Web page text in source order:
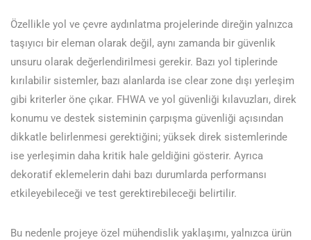
Özellikle yol ve çevre aydınlatma projelerinde direğin yalnızca
taşıyıcı bir eleman olarak değil, aynı zamanda bir güvenlik
unsuru olarak değerlendirilmesi gerekir. Bazı yol tiplerinde
kırılabilir sistemler, bazı alanlarda ise clear zone dışı yerleşim
gibi kriterler öne çıkar. FHWA ve yol güvenliği kılavuzları, direk
konumu ve destek sisteminin çarpışma güvenliği açısından
dikkatle belirlenmesi gerektiğini; yüksek direk sistemlerinde
ise yerleşimin daha kritik hale geldiğini gösterir. Ayrıca
dekoratif eklemelerin dahi bazı durumlarda performansı
etkileyebileceği ve test gerektirebileceği belirtilir.
Bu nedenle projeye özel mühendislik yaklaşımı, yalnızca ürün